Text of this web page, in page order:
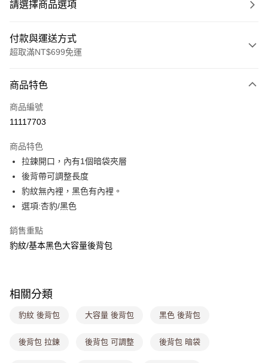
請選擇商品選項
付款與運送方式
超取滿NT$699免運
信用卡一次付款
超商取貨付款
Apple Pay
街口支付
悠遊付
Google Pay
大哥付你分期
2.付款方式選擇「大哥付你分期」，訂單成立後會自動跳轉到大哥付的交易
成交易。
4.訂單成立30分鐘內，如未前往確認交易或遇審核未通過，訂單將自動取
運送方式
每筆NT$80，滿NT$699(含以上)免運費
商品特色
商品編號
11117703
商品特色
拉鍊開口，內有1個暗袋夾層
後背帶可調整長度
豹紋無內裡，黑色有內裡。
選項:杏豹/黑色
銷售重點
豹紋/基本黑色大容量後背包
相關分類
豹紋 後背包 大容量 後背包 黑色 後背包
後背包 拉鍊 後背包 可調整 後背包 暗袋